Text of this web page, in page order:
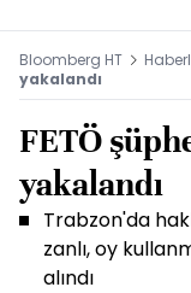
Bloomberg HT
yakalandı
FETÖ
yakalandı
Trabzon'da
zanlı, oy
alındı